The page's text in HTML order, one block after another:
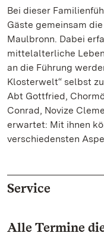
Bei dieser
Gäste gemeinsam
Maulbronn. Dabei
mittelalterliche
an die Führung
Klosterwelt“ selbst
Abt Gottfried,
Conrad, Novize
erwartet: Mit ihnen
verschiedensten
Service
Alle Termine